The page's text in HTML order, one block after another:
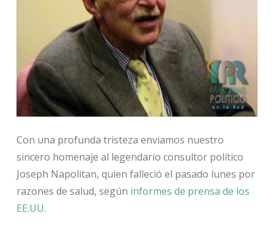
Con una profunda tristeza enviamos nuestro
sincero homenaje al legendario consultor político
Joseph Napolitan, quien falleció el pasado lunes por
razones de salud, según informes de prensa de los
EE.UU.